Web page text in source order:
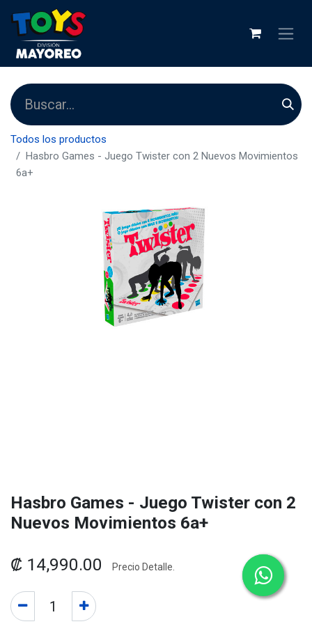
Todos los productos
Hasbro Games - Juego Twister con 2 Nuevos Movimientos
6a+
Hasbro Games - Juego Twister con 2
Nuevos Movimientos 6a+
₡ 14,990.00 Precio Detalle.